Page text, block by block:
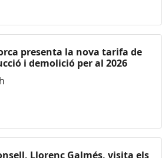
presenta la nova tarifa de
i demolició per al 2026
Llorenç Galmés, visita els